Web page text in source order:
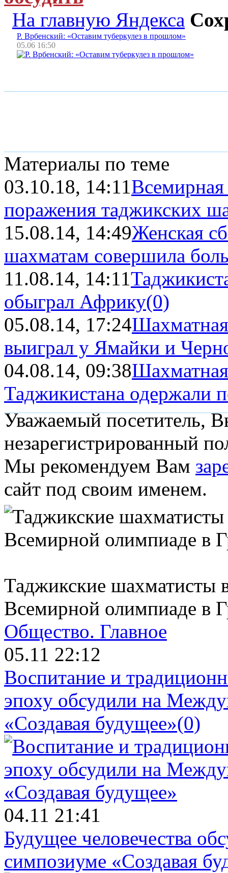
На главную Яндекса
Р. Врбенский: «Оставим туберкулез в прошлом»
05.06 16:50
Материалы по теме
03.10.18, 14:11
поражения таджикских
15.08.14, 14:49Женская
шахматам совершила
11.08.14, 14:11
обыграл Африку(0)
05.08.14, 17:24
выиграл у Ямайки и
04.08.14, 09:38
Таджикистана одержали
Уважаемый посетитель,
незарегистрированный
Мы рекомендуем Вам
сайт под своим именем.
Таджикские шахматисты
Всемирной олимпиаде в
Общество. Главное
05.11 22:12
Воспитание и
эпоху обсудили на
«Создавая будущее»(0)
04.11 21:41
Будущее человечества
симпозиуме «Создавая